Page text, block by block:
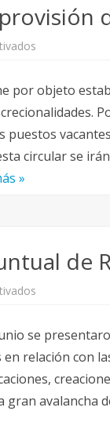
para
la
provisión
de
puestos.
por objeto
circular se
»
de
puntual
de
RPT
se
relación con
gran avalancha